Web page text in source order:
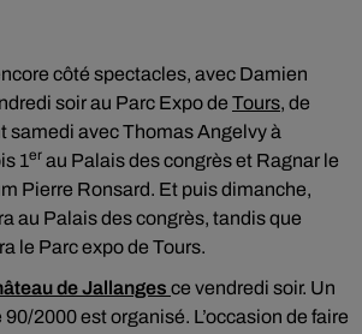
côté spectacles, avec Damien
soir au Parc Expo de Tours, de
samedi avec Thomas Angelvy à
1er au Palais des congrès et Ragnar le
Pierre Ronsard. Et puis dimanche,
au Palais des congrès, tandis que
le Parc expo de Tours.
de Jallanges ce vendredi soir. Un
2000 est organisé. L’occasion de faire